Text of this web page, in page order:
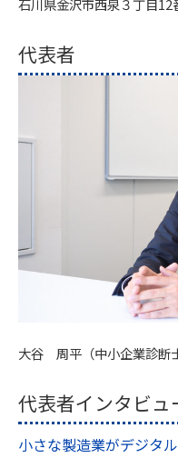
石川県金沢市西泉３丁目12
代表者
大谷 周平（中小企業診断士
代表者インタビュ
小さな製造業がデジタ